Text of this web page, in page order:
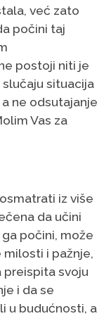
već zato
počini taj
postoji niti je
slučaju situacija
ne odsutajanje
Vas za
iz više
da učini
počini, može
milosti i pažnje,
preispita svoju
i da se
u budućnosti, a